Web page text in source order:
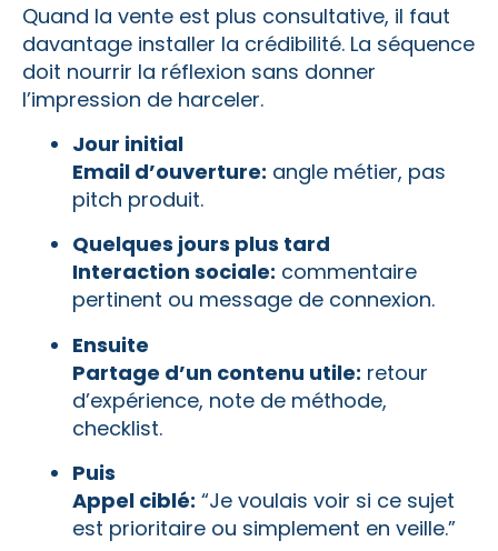
Quand la vente est plus consultative, il faut
davantage installer la crédibilité. La séquence
doit nourrir la réflexion sans donner
l’impression de harceler.
Jour initial
Email d’ouverture: angle métier, pas
pitch produit.
Quelques jours plus tard
Interaction sociale: commentaire
pertinent ou message de connexion.
Ensuite
Partage d’un contenu utile: retour
d’expérience, note de méthode,
checklist.
Puis
Appel ciblé: “Je voulais voir si ce sujet
est prioritaire ou simplement en veille.”